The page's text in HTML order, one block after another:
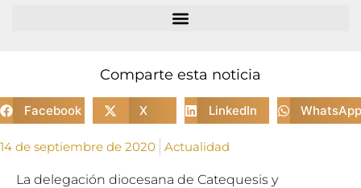
Comparte esta noticia
Facebook X LinkedIn WhatsApp
14 de septiembre de 2020 Actualidad
La delegación diocesana de Catequesis y